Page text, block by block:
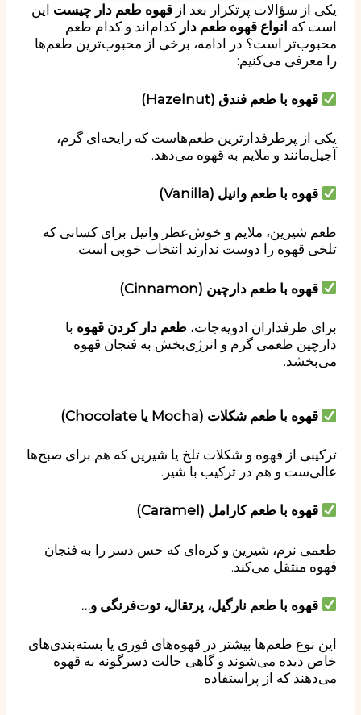
یکی از سؤالات پرتکرار بعد ازقهوه طعم دار چیستاین
است کهانواع قهوه طعم دارکدام‌اند و کدام طعم
محبوب‌تر است؟ در ادامه، برخی از محبوب‌ترین طعم‌ها
را معرفی می‌کنیم:
قهوه با طعم فندق (Hazelnut)
یکی از پرطرفدارترین طعم‌هاست که رایحه‌ای گرم،
آجیل‌مانند و ملایم به قهوه می‌دهد.
قهوه با طعم وانیل (Vanilla)
طعم شیرین، ملایم و خوش‌عطر وانیل برای کسانی که
تلخی قهوه را دوست ندارند انتخاب خوبی است.
قهوه با طعم دارچین (Cinnamon)
برای طرفداران ادویه‌جات،طعم دار کردن قهوهبا
دارچین طعمی گرم و انرژی‌بخش به فنجان قهوه
می‌بخشد.
قهوه با طعم شکلات (Mocha یا Chocolate)
ترکیبی از قهوه و شکلات تلخ یا شیرین که هم برای صبح‌ها
عالی‌ست و هم در ترکیب با شیر.
قهوه با طعم کارامل (Caramel)
طعمی نرم، شیرین و کره‌ای که حس دسر را به فنجان
قهوه منتقل می‌کند.
قهوه با طعم نارگیل، پرتقال، توت‌فرنگی و…
این نوع طعم‌ها بیشتر در قهوه‌های فوری یا بسته‌بندی‌های
خاص دیده می‌شوند و گاهی حالت دسرگونه به قهوه
می‌دهند که از پراستفاده